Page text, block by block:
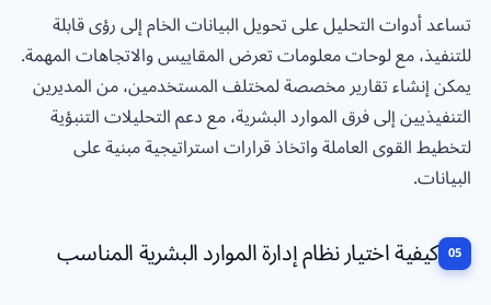
تساعد أدوات التحليل على تحويل البيانات الخام إلى رؤى قابلة
للتنفيذ، مع لوحات معلومات تعرض المقاييس والاتجاهات المهمة.
يمكن إنشاء تقارير مخصصة لمختلف المستخدمين، من المديرين
التنفيذيين إلى فرق الموارد البشرية، مع دعم التحليلات التنبؤية
لتخطيط القوى العاملة واتخاذ قرارات استراتيجية مبنية على
البيانات.
كيفية اختيار نظام إدارة الموارد البشرية المناسب